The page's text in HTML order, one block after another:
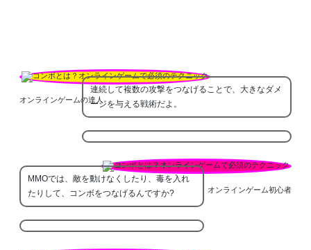
オンラインゲームの達人
連続して複数の攻撃をつなげることで、大きなダメ
ージを与える戦術だよ。
オンラインゲーム初心者
MMOでは、敵を動けなくしたり、毒を入れ
たりして、コンボをつなげるんですか?